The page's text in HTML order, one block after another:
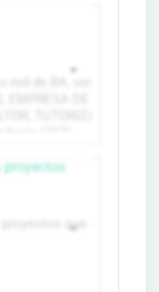
proyectos